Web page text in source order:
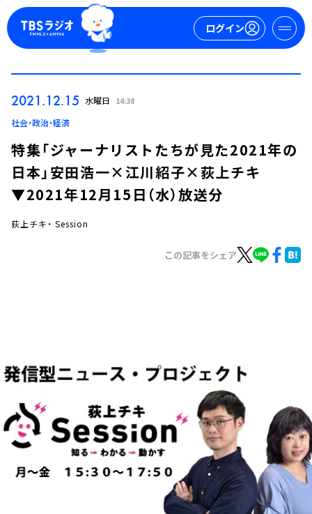
ログイン
会社情報
2021.12.15 水曜日 14:38
社会・政治・経済
特集「ジャーナリストたちが見た2021年の
日本」安田浩一×江川紹子×荻上チキ
▼2021年12月15日（水）放送分
荻上チキ・ Session
この記事をシェア